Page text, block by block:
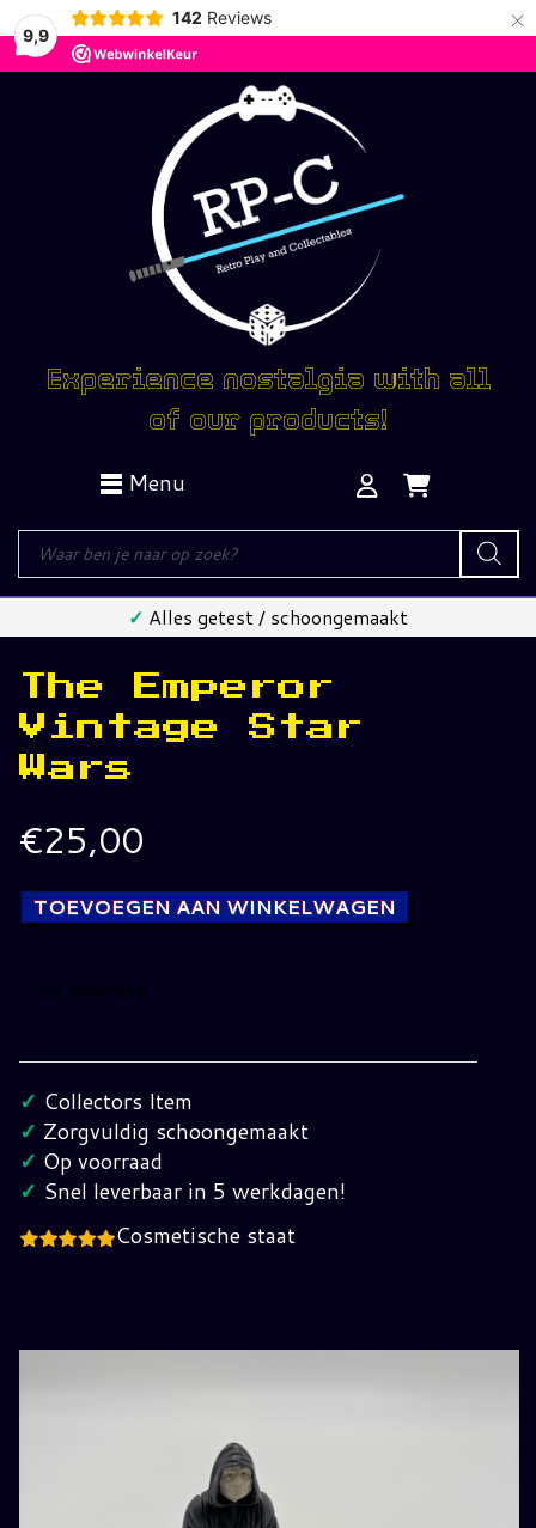
9,9
142 Reviews ×
Experience nostalgia with all
of our products!
Menu
Producten
zoeken
✓ Alles getest / schoongemaakt
The Emperor
Vintage Star
Wars
€25,00
TOEVOEGEN AAN WINKELWAGEN
1 op voorraad
Emperor
Vintage
Star
Wars
hoeveelheid
✓ Collectors Item
✓ Zorgvuldig schoongemaakt
✓ Op voorraad
✓ Snel leverbaar in 5 werkdagen!
Cosmetische staat